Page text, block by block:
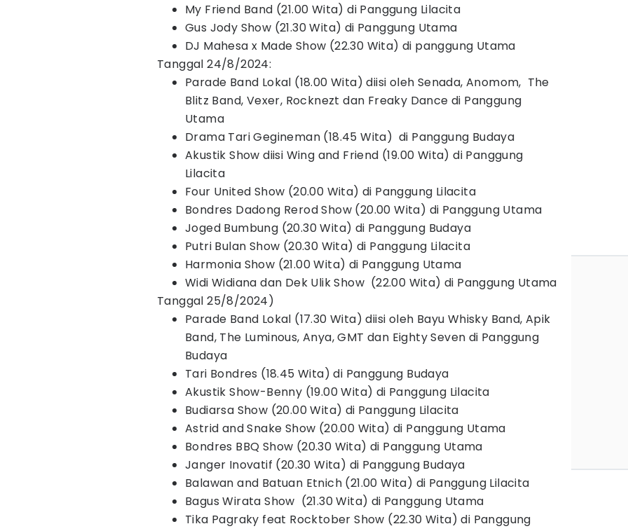
My Friend Band (21.00 Wita) di Panggung Lilacita
Gus Jody Show (21.30 Wita) di Panggung Utama
DJ Mahesa x Made Show (22.30 Wita) di panggung Utama
Tanggal 24/8/2024:
Parade Band Lokal (18.00 Wita) diisi oleh Senada, Anomom, The
Blitz Band, Vexer, Rocknezt dan Freaky Dance di Panggung
Utama
Drama Tari Gegineman (18.45 Wita) di Panggung Budaya
Akustik Show diisi Wing and Friend (19.00 Wita) di Panggung
Lilacita
Four United Show (20.00 Wita) di Panggung Lilacita
Bondres Dadong Rerod Show (20.00 Wita) di Panggung Utama
Joged Bumbung (20.30 Wita) di Panggung Budaya
Putri Bulan Show (20.30 Wita) di Panggung Lilacita
Harmonia Show (21.00 Wita) di Panggung Utama
Widi Widiana dan Dek Ulik Show (22.00 Wita) di Panggung Utama
Tanggal 25/8/2024)
Parade Band Lokal (17.30 Wita) diisi oleh Bayu Whisky Band, Apik
Band, The Luminous, Anya, GMT dan Eighty Seven di Panggung
Budaya
Tari Bondres (18.45 Wita) di Panggung Budaya
Akustik Show-Benny (19.00 Wita) di Panggung Lilacita
Budiarsa Show (20.00 Wita) di Panggung Lilacita
Astrid and Snake Show (20.00 Wita) di Panggung Utama
Bondres BBQ Show (20.30 Wita) di Panggung Utama
Janger Inovatif (20.30 Wita) di Panggung Budaya
Balawan and Batuan Etnich (21.00 Wita) di Panggung Lilacita
Bagus Wirata Show (21.30 Wita) di Panggung Utama
Tika Pagraky feat Rocktober Show (22.30 Wita) di Panggung